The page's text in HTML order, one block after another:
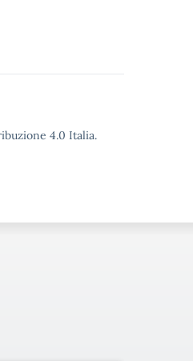
4.0 Italia.